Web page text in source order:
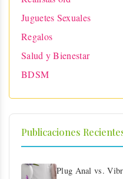
Juguetes Sexuales
Regalos
Salud y Bienestar
BDSM
Publicaciones
Plug Anal vs.